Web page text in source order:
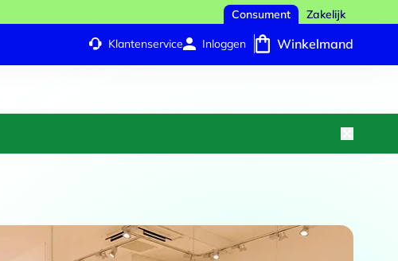
Consument Zakelijk
Klantenservice Inloggen Winkelmand